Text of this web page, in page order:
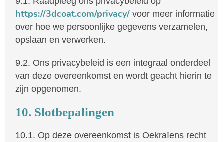
https://3dcoat.com/privacy/ voor meer informatie
over hoe we persoonlijke gegevens verzamelen,
opslaan en verwerken.
9.2. Ons privacybeleid is een integraal onderdeel
van deze overeenkomst en wordt geacht hierin te
zijn opgenomen.
10. Slotbepalingen
10.1. Op deze overeenkomst is Oekraïens recht